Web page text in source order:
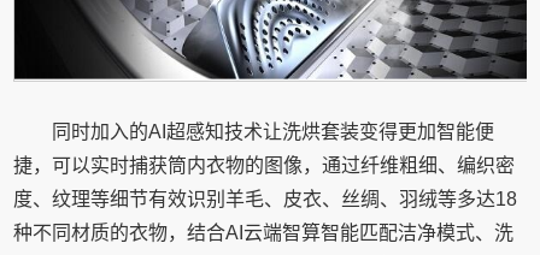
同时加入的AI超感知技术让洗烘套装变得更加智能便
捷，可以实时捕获筒内衣物的图像，通过纤维粗细、编织密
度、纹理等细节有效识别羊毛、皮衣、丝绸、羽绒等多达18
种不同材质的衣物，结合AI云端智算智能匹配洁净模式、洗